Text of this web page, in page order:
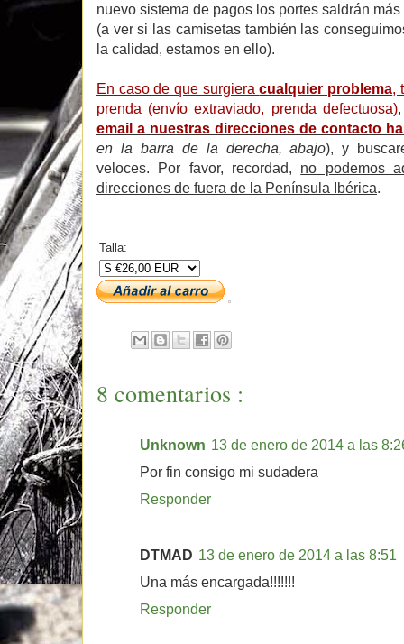
nuevo sistema de pagos los portes saldrán
(a ver si las camisetas también las
la calidad, estamos en ello).
En caso de que surgieracualquier problema,
prenda (envío extraviado, prenda
email a nuestras direcciones de contacto
en la barra de la derecha, abajo), y
veloces. Por favor, recordad, no podemos
direcciones de fuera de la Península Ibérica.
Talla:
8 comentarios :
Unknown 13 de enero de 2014 a las
Por fin consigo mi sudadera
Responder
DTMAD 13 de enero de 2014 a las 8:51
Una más encargada!!!!!!!
Responder